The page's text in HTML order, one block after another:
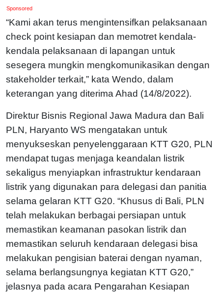
Sponsored
“Kami akan terus mengintensifkan pelaksanaan
check point kesiapan dan memotret kendala-
kendala pelaksanaan di lapangan untuk
sesegera mungkin mengkomunikasikan dengan
stakeholder terkait,” kata Wendo, dalam
keterangan yang diterima Ahad (14/8/2022).
Direktur Bisnis Regional Jawa Madura dan Bali
PLN, Haryanto WS mengatakan untuk
menyukseskan penyelenggaraan KTT G20, PLN
mendapat tugas menjaga keandalan listrik
sekaligus menyiapkan infrastruktur kendaraan
listrik yang digunakan para delegasi dan panitia
selama gelaran KTT G20. “Khusus di Bali, PLN
telah melakukan berbagai persiapan untuk
memastikan keamanan pasokan listrik dan
memastikan seluruh kendaraan delegasi bisa
melakukan pengisian baterai dengan nyaman,
selama berlangsungnya kegiatan KTT G20,”
jelasnya pada acara Pengarahan Kesiapan